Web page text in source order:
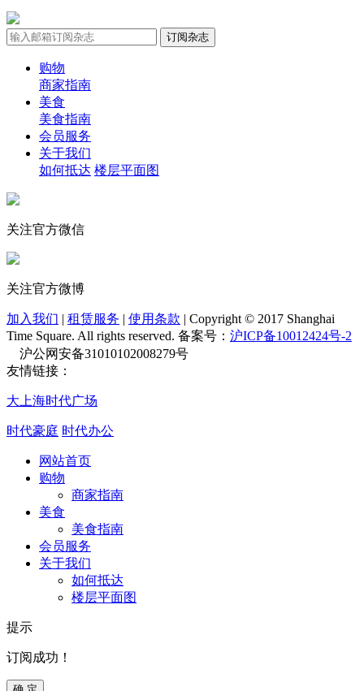
购物
商家指南
美食
美食指南
会员服务
关于我们
如何抵达 楼层平面图
关注官方微信
关注官方微博
加入我们 | 租赁服务 | 使用条款 | Copyright © 2017 Shanghai
Time Square. All rights reserved. 备案号： 沪ICP备10012424号-2
沪公网安备31010102008279号
友情链接：
大上海时代广场
时代豪庭 时代办公
网站首页
购物
商家指南
美食
美食指南
会员服务
关于我们
如何抵达
楼层平面图
提示
订阅成功！